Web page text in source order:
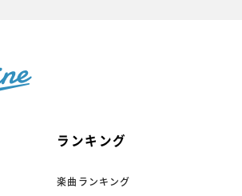
ランキング
楽曲ランキング